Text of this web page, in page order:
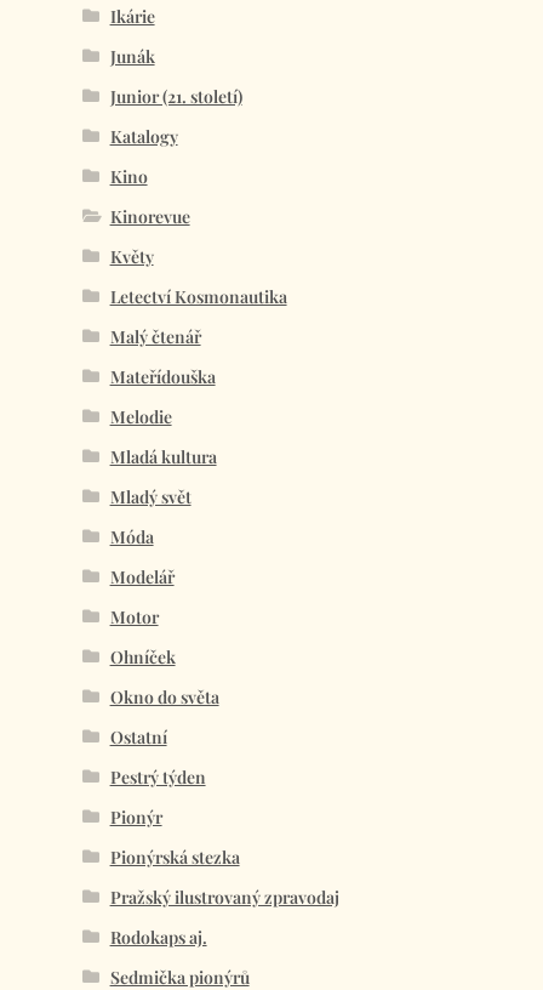
Ikárie
Junák
Junior (21. století)
Katalogy
Kino
Kinorevue
Květy
Letectví Kosmonautika
Malý čtenář
Mateřídouška
Melodie
Mladá kultura
Mladý svět
Móda
Modelář
Motor
Ohníček
Okno do světa
Ostatní
Pestrý týden
Pionýr
Pionýrská stezka
Pražský ilustrovaný zpravodaj
Rodokaps aj.
Sedmička pionýrů